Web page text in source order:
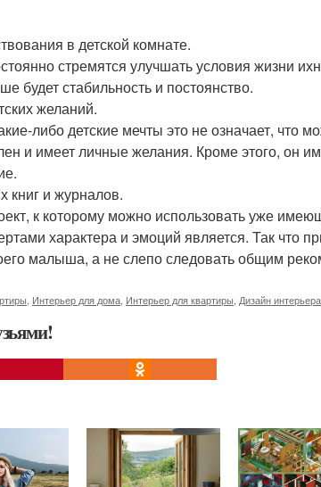
в детской комнате.
стремятся улучшать условия жизни
будет стабильность и постоянство.
желаний.
либо детские мечты это не означает, что
и имеет личные желания. Кроме этого, он
книг и журналов.
к которому можно использовать уже
характера и эмоций является. Так что
малыша, а не слепо следовать общим
Интерьер для дома Интерьер для квартиры Дизайн